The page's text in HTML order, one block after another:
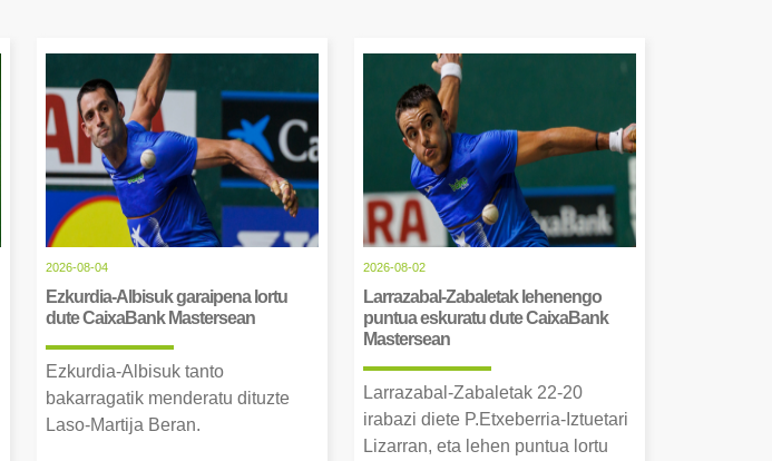
2026-08-04
Ezkurdia-Albisuk garaipena lortu
dute CaixaBank Mastersean
Ezkurdia-Albisuk tanto
bakarragatik menderatu dituzte
Laso-Martija Beran.
2026-08-02
Larrazabal-Zabaletak lehenengo
puntua eskuratu dute CaixaBank
Mastersean
Larrazabal-Zabaletak 22-20
irabazi diete P.Etxeberria-Iztuetari
Lizarran, eta lehen puntua lortu